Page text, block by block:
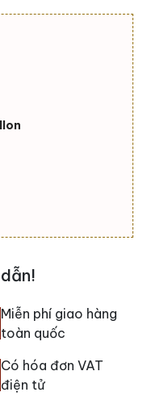
Miễn phí giao hàng
toàn quốc
Có hóa đơn VAT
điện tử